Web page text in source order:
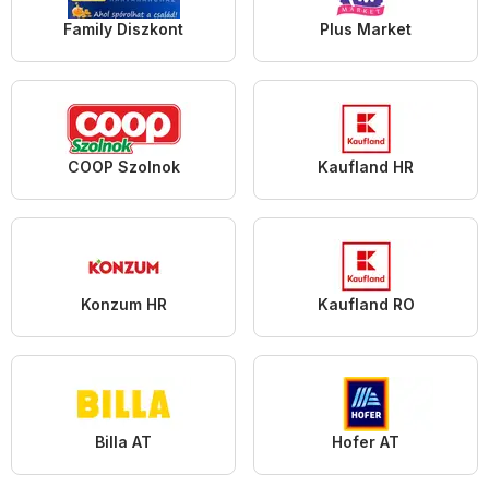
Family Diszkont Plus Market
COOP Szolnok Kaufland HR
Konzum HR Kaufland RO
Billa AT Hofer AT